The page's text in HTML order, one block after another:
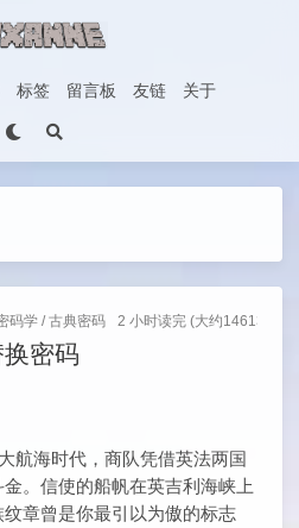
标签 留言板 友链 关于
码学/古典密码 2 小时读完 (大约14613个字)
密码
航海时代，商队凭借英法两国
。信使的船帆在英吉利海峡上
章曾是你最引以为傲的标志